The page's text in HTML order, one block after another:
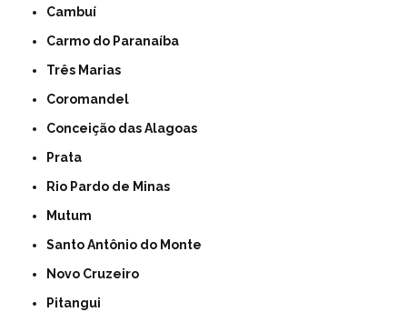
Cambuí
Carmo do Paranaíba
Três Marias
Coromandel
Conceição das Alagoas
Prata
Rio Pardo de Minas
Mutum
Santo Antônio do Monte
Novo Cruzeiro
Pitangui